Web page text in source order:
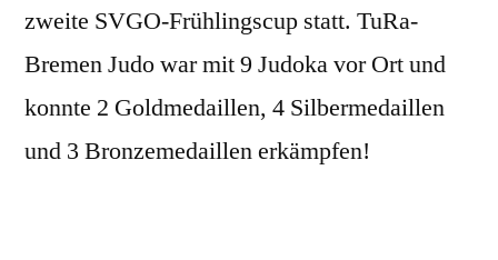
zweite SVGO-Frühlingscup statt. TuRa-
Bremen Judo war mit 9 Judoka vor Ort und
konnte 2 Goldmedaillen, 4 Silbermedaillen
und 3 Bronzemedaillen erkämpfen!